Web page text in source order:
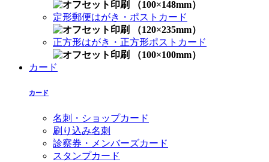
（100×148mm）
定形郵便はがき・ポストカード
（120×235mm）
正方形はがき・正方形ポストカード
（100×100mm）
カード
カード
名刺・ショップカード
刷り込み名刺
診察券・メンバーズカード
スタンプカード